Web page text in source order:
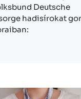
Deutsche
hadisírokat